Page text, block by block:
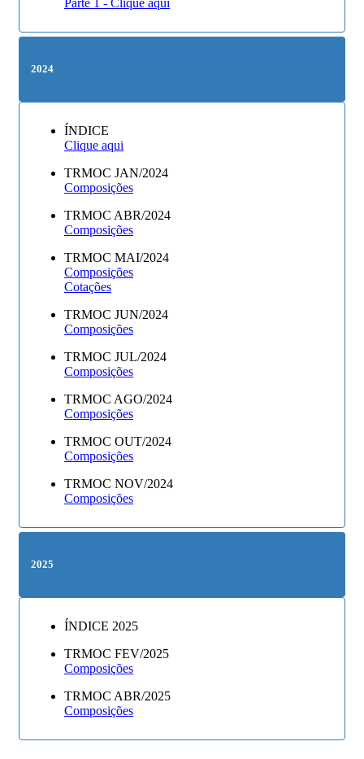
2024
ÍNDICE
Clique aqui
TRMOC JAN/2024
Composições
TRMOC ABR/2024
Composições
TRMOC MAI/2024
Composições
Cotações
TRMOC JUN/2024
Composições
TRMOC JUL/2024
Composições
TRMOC AGO/2024
Composições
TRMOC OUT/2024
Composições
TRMOC NOV/2024
Composições
2025
ÍNDICE 2025
TRMOC FEV/2025
Composições
TRMOC ABR/2025
Composições